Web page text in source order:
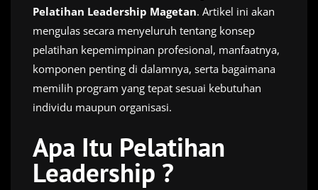
Pelatihan Leadership Magetan. Artikel ini akan
mengulas secara menyeluruh tentang konsep
pelatihan kepemimpinan profesional, manfaatnya,
komponen penting di dalamnya, serta bagaimana
memilih program yang tepat sesuai kebutuhan
individu maupun organisasi.
Apa Itu Pelatihan
Leadership ?